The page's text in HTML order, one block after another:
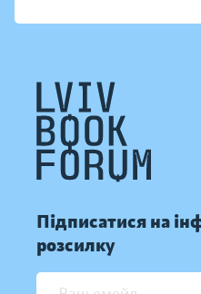
Підписатися на
розсилку